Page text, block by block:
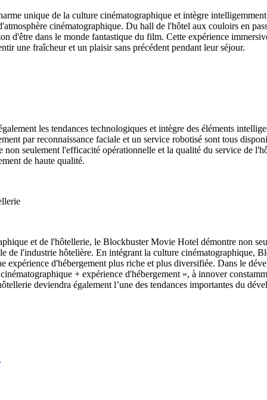
unique de la culture cinématographique et intègre
cinématographique. Du hall de l'hôtel aux couloirs en
d'être dans le monde fantastique du film. Cette expérience
une fraîcheur et un plaisir sans précédent pendant leur séjour.
les tendances technologiques et intègre des éléments
par reconnaissance faciale et un service robotisé sont tous
seulement l'efficacité opérationnelle et la qualité du service de
de haute qualité.
et de l'hôtellerie, le Blockbuster Movie Hotel démontre non
de l'industrie hôtelière. En intégrant la culture cinématographique,
expérience d'hébergement plus riche et plus diversifiée. Dans le
+ expérience d'hébergement », à innover
deviendra également l’une des tendances importantes du